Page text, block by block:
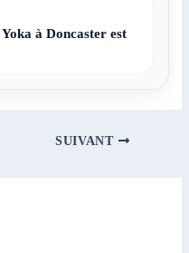
à Doncaster est
SUIVANT